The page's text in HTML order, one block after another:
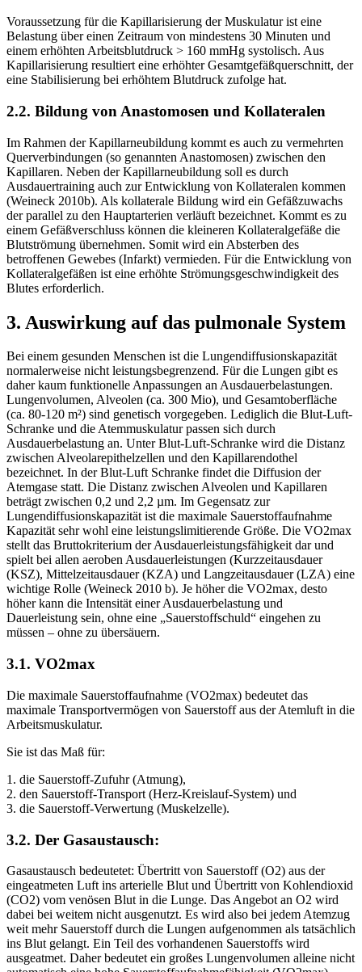
Voraussetzung für die Kapillarisierung der Muskulatur ist eine
Belastung über einen Zeitraum von mindestens 30 Minuten und
einem erhöhten Arbeitsblutdruck > 160 mmHg systolisch. Aus
Kapillarisierung resultiert eine erhöhter Gesamtgefäßquerschnitt, der
eine Stabilisierung bei erhöhtem Blutdruck zufolge hat.
2.2. Bildung von Anastomosen und Kollateralen
Im Rahmen der Kapillarneubildung kommt es auch zu vermehrten
Querverbindungen (so genannten Anastomosen) zwischen den
Kapillaren. Neben der Kapillarneubildung soll es durch
Ausdauertraining auch zur Entwicklung von Kollateralen kommen
(Weineck 2010b). Als kollaterale Bildung wird ein Gefäßzuwachs
der parallel zu den Hauptarterien verläuft bezeichnet. Kommt es zu
einem Gefäßverschluss können die kleineren Kollateralgefäße die
Blutströmung übernehmen. Somit wird ein Absterben des
betroffenen Gewebes (Infarkt) vermieden. Für die Entwicklung von
Kollateralgefäßen ist eine erhöhte Strömungsgeschwindigkeit des
Blutes erforderlich.
3. Auswirkung auf das pulmonale System
Bei einem gesunden Menschen ist die Lungendiffusionskapazität
normalerweise nicht leistungsbegrenzend. Für die Lungen gibt es
daher kaum funktionelle Anpassungen an Ausdauerbelastungen.
Lungenvolumen, Alveolen (ca. 300 Mio), und Gesamtoberfläche
(ca. 80-120 m²) sind genetisch vorgegeben. Lediglich die Blut-Luft-
Schranke und die Atemmuskulatur passen sich durch
Ausdauerbelastung an. Unter Blut-Luft-Schranke wird die Distanz
zwischen Alveolarepithelzellen und den Kapillarendothel
bezeichnet. In der Blut-Luft Schranke findet die Diffusion der
Atemgase statt. Die Distanz zwischen Alveolen und Kapillaren
beträgt zwischen 0,2 und 2,2 µm. Im Gegensatz zur
Lungendiffusionskapazität ist die maximale Sauerstoffaufnahme
Kapazität sehr wohl eine leistungslimitierende Größe. Die VO2max
stellt das Bruttokriterium der Ausdauerleistungsfähigkeit dar und
spielt bei allen aeroben Ausdauerleistungen (Kurzzeitausdauer
(KSZ), Mittelzeitausdauer (KZA) und Langzeitausdauer (LZA) eine
wichtige Rolle (Weineck 2010 b). Je höher die VO2max, desto
höher kann die Intensität einer Ausdauerbelastung und
Dauerleistung sein, ohne eine „Sauerstoffschuld“ eingehen zu
müssen – ohne zu übersäuern.
3.1. VO2max
Die maximale Sauerstoffaufnahme (VO2max) bedeutet das
maximale Transportvermögen von Sauerstoff aus der Atemluft in die
Arbeitsmuskulatur.
Sie ist das Maß für:
1. die Sauerstoff-Zufuhr (Atmung),
2. den Sauerstoff-Transport (Herz-Kreislauf-System) und
3. die Sauerstoff-Verwertung (Muskelzelle).
3.2. Der Gasaustausch:
Gasaustausch bedeutetet: Übertritt von Sauerstoff (O2) aus der
eingeatmeten Luft ins arterielle Blut und Übertritt von Kohlendioxid
(CO2) vom venösen Blut in die Lunge. Das Angebot an O2 wird
dabei bei weitem nicht ausgenutzt. Es wird also bei jedem Atemzug
weit mehr Sauerstoff durch die Lungen aufgenommen als tatsächlich
ins Blut gelangt. Ein Teil des vorhandenen Sauerstoffs wird
ausgeatmet. Daher bedeutet ein großes Lungenvolumen alleine nicht